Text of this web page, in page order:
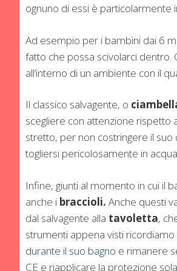
ognuno di essi è particolarmente
Ad esempio per i bambini dai 6
fatto che possa scivolarci
all’interno di un ambiente con il
Il classico salvagente, o
scegliere con attenzione
stretto, per non costringere il
togliersi pericolosamente in
Infine, giunti al momento in cui il
anche i braccioli. Anche questi
dal salvagente alla tavoletta,
strumenti appena visti
durante il suo bagno e rimanere
CE e riapplicare la protezione